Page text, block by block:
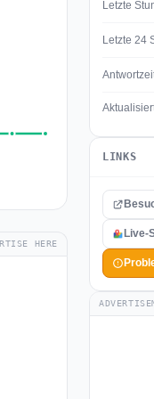
HERE
Letzte
Letzte 24
LINKS
Live-